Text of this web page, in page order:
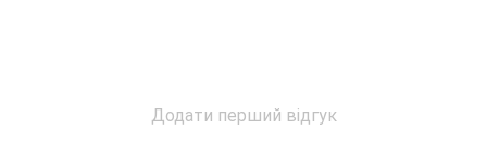
Додати перший відгук